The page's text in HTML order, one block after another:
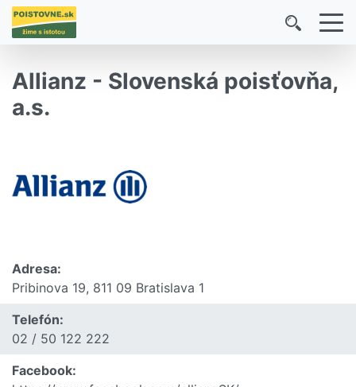
Allianz - Slovenská poisťovňa,
a.s.
Adresa:
Pribinova 19, 811 09 Bratislava 1
Telefón:
02 / 50 122 222
Facebook: